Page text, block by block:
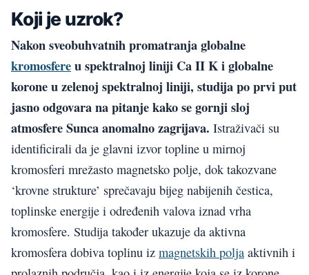
Koji je uzrok?
Nakon sveobuhvatnih promatranja globalne
kromosfereu spektralnoj liniji Ca II K i globalne
korone u zelenoj spektralnoj liniji, studija po prvi put
jasno odgovara na pitanje kako se gornji sloj
atmosfere Sunca anomalno zagrijava. Istraživači su
identificirali da je glavni izvor topline u mirnoj
kromosferi mrežasto magnetsko polje, dok takozvane
‘krovne strukture’ sprečavaju bijeg nabijenih čestica,
toplinske energije i određenih valova iznad vrha
kromosfere. Studija također ukazuje da aktivna
kromosfera dobiva toplinu iz magnetskih polja aktivnih i